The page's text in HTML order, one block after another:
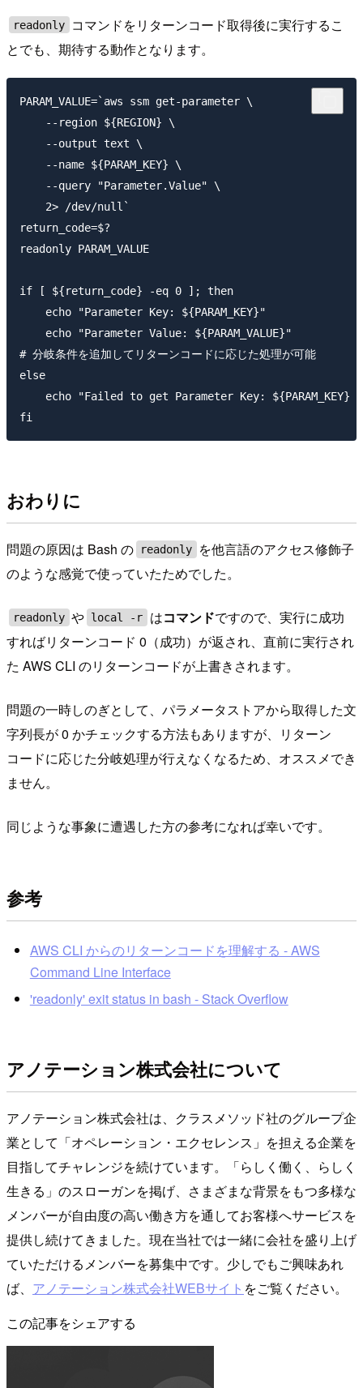
readonly
コマンドをリターンコード取得後に実行するこ
とでも、期待する動作となります。
PARAM_VALUE=`aws ssm get-parameter \
    --region ${REGION} \
    --output text \
    --name ${PARAM_KEY} \
    --query "Parameter.Value" \
    2> /dev/null`
return_code=$?
readonly PARAM_VALUE
if [ ${return_code} -eq 0 ]; then
    echo "Parameter Key: ${PARAM_KEY}"
    echo "Parameter Value: ${PARAM_VALUE}"
# 分岐条件を追加してリターンコードに応じた処理が可能
else
echo "Failed to get Parameter Key: ${PARAM_KEY}
おわりに
問題の原因は Bash の readonly
を他言語のアクセス修飾子
のような感覚で使っていたためでした。
readonly や local -r はコマンドですので、実行に成功
すればリターンコード 0（成功）が返され、直前に実行され
た AWS CLI のリターンコードが上書きされます。
問題の一時しのぎとして、パラメータストアから取得した文
字列長が 0 かチェックする方法もありますが、リターン
コードに応じた分岐処理が行えなくなるため、オススメでき
ません。
同じような事象に遭遇した方の参考になれば幸いです。
参考
AWS CLI からのリターンコードを理解する - AWS
Command Line Interface
'readonly' exit status in bash - Stack Overflow
アノテーション株式会社について
アノテーション株式会社は、クラスメソッド社のグループ企
業として「オペレーション・エクセレンス」を担える企業を
目指してチャレンジを続けています。「らしく働く、らしく
生きる」のスローガンを掲げ、さまざまな背景をもつ多様な
メンバーが自由度の高い働き方を通してお客様へサービスを
提供し続けてきました。現在当社では一緒に会社を盛り上げ
ていただけるメンバーを募集中です。少しでもご興味あれ
ば、 アノテーション株式会社WEBサイト をご覧ください。
この記事をシェアする